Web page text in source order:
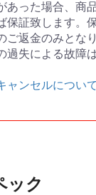
あった場合、商
保証致します。
ご返金のみとなり
過失による故障
ャンセルについて
ック